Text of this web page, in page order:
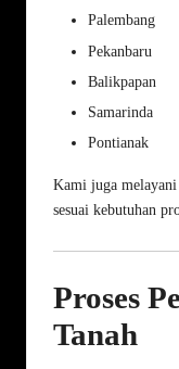
Palembang
Pekanbaru
Balikpapan
Samarinda
Pontianak
Kami juga
sesuai kebutuhan
Proses
Tanah